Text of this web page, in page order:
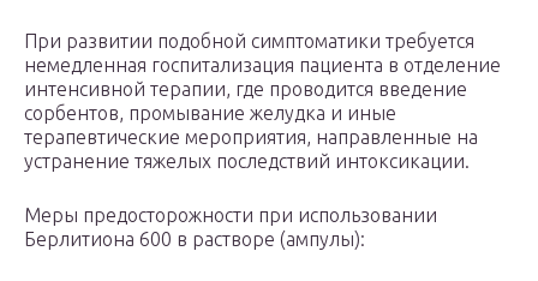
При развитии подобной симптоматики требуется
немедленная госпитализация пациента в отделение
интенсивной терапии, где проводится введение
сорбентов, промывание желудка и иные
терапевтические мероприятия, направленные на
устранение тяжелых последствий интоксикации.
Меры предосторожности при использовании
Берлитиона 600 в растворе (ампулы):